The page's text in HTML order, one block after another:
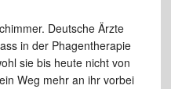
Deutsche Ärzte
in der Phagentherapie
sie bis heute nicht von
Weg mehr an ihr vorbei